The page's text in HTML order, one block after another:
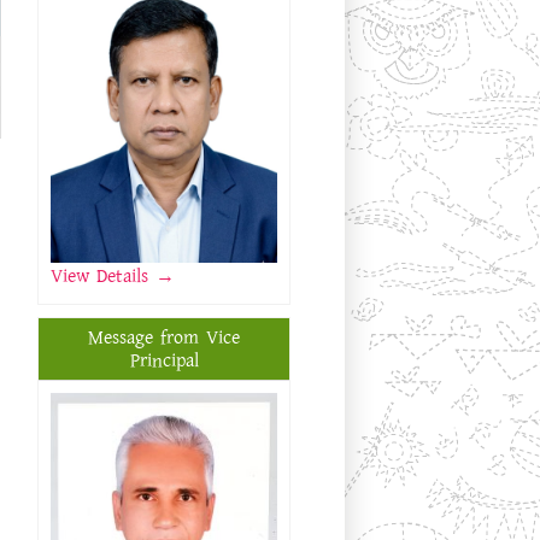
View Details →
Message from Vice
Principal